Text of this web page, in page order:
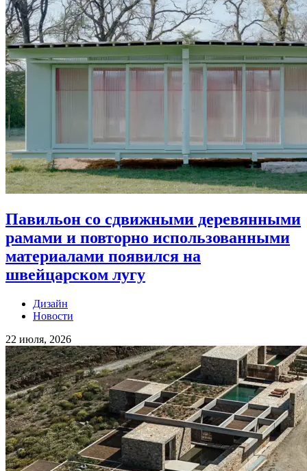
Павильон со сдвижными деревянными
рамами и повторно использованными
материалами появился на
швейцарском лугу
Дизайн
Новости
22 июля, 2026